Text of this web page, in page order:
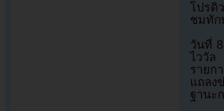
โปรดิ
ชมทัก
วันที่
ไววัล
รายก
แถลง
ฐานะ